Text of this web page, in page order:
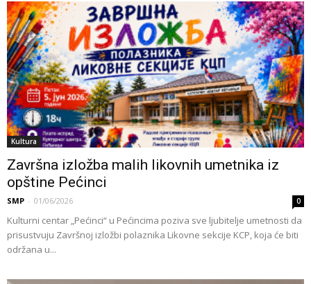
Kultura
Završna izložba malih likovnih umetnika iz
opštine Pećinci
SMP - 01/06/2026 0
Kulturni centar „Pećinci“ u Pećincima poziva sve ljubitelje umetnosti da
prisustvuju Završnoj izložbi polaznika Likovne sekcije KCP, koja će biti
održana u...